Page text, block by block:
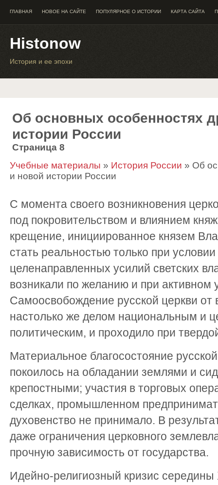
ГЛАВНАЯ НОВОЕ НА САЙТЕ ПОПУЛЯРНОЕ О ИСТОРИИ КАРТА САЙТА
Histonow
История и ее эпохи
Об основных особенностях
истории России
Страница 8
Учебные материалы » История России » Об
и новой истории России
С момента своего возникновения
под покровительством и влиянием
крещение, инициированное князем
стать реальностью только при
целенаправленных усилий светских
возникали по желанию и при активном
Самоосвобождение русской церкви от
настолько же делом национальным и
политическим, и проходило при
Материальное благосостояние
покоилось на обладании землями и
крепостными; участия в торговых
сделках, промышленном
духовенство не принимало. В
даже ограничения церковного
прочную зависимость от государства.
Идейно-религиозный кризис